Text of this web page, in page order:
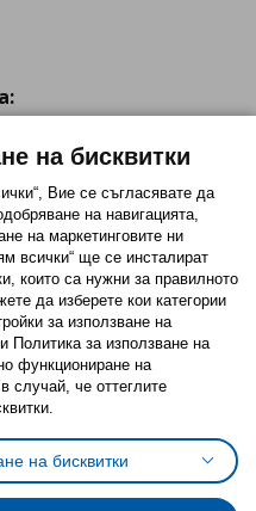
бисквитки (Cookies)
на бисквитки
политика за личните данни
данни на ikea.bg
на бисквитки
Вие се съгласявате да
на навигацията,
на маркетинговите ни
всички“ ще се инсталират
които са нужни за правилното
да изберете кои категории
за използване на
Политика за използване на
функциониране на
случай, че оттеглите
на бисквитки